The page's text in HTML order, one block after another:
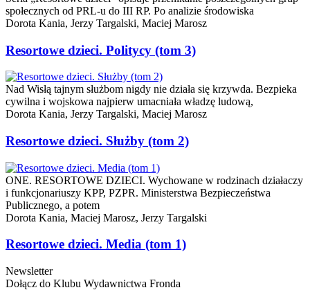
społecznych od PRL-u do III RP. Po analizie środowiska
Dorota Kania, Jerzy Targalski, Maciej Marosz
Resortowe dzieci. Politycy (tom 3)
Nad Wisłą tajnym służbom nigdy nie działa się krzywda. Bezpieka
cywilna i wojskowa najpierw umacniała władzę ludową,
Dorota Kania, Jerzy Targalski, Maciej Marosz
Resortowe dzieci. Służby (tom 2)
ONE. RESORTOWE DZIECI. Wychowane w rodzinach działaczy
i funkcjonariuszy KPP, PZPR. Ministerstwa Bezpieczeństwa
Publicznego, a potem
Dorota Kania, Maciej Marosz, Jerzy Targalski
Resortowe dzieci. Media (tom 1)
Newsletter
Dołącz do Klubu Wydawnictwa Fronda